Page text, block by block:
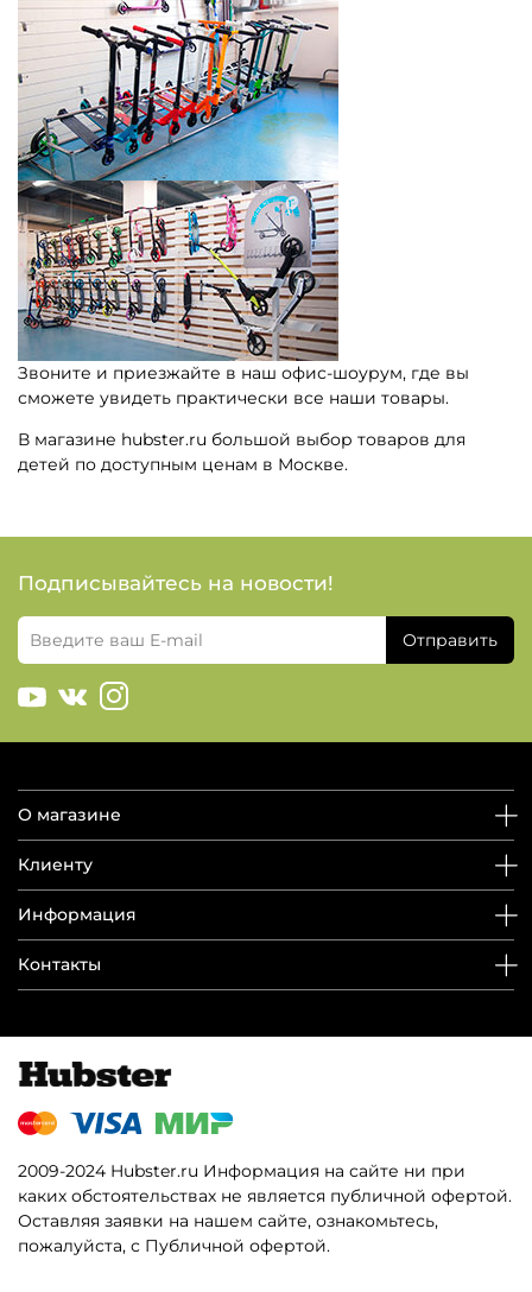
Звоните и приезжайте в наш офис-шоурум, где вы
сможете увидеть практически все наши товары.
В магазине hubster.ru большой выбор товаров для
детей по доступным ценам в Москве.
Подписывайтесь на новости!
Отправить
О магазине
Клиенту
Информация
Контакты
2009-2024 Hubster.ru Информация на сайте ни при
каких обстоятельствах не является публичной офертой.
Оставляя заявки на нашем сайте, ознакомьтесь,
пожалуйста, с Публичной офертой.